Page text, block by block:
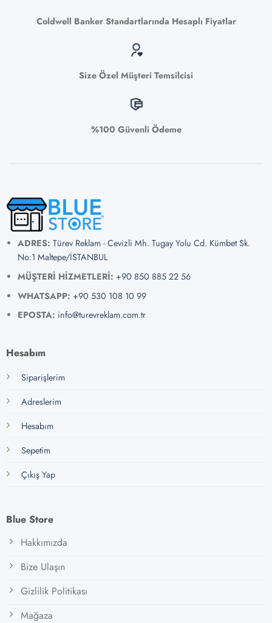
Coldwell Banker Standartlarında Hesaplı Fiyatlar
Size Özel Müşteri Temsilcisi
%100 Güvenli Ödeme
ADRES: Türev Reklam - Cevizli Mh. Tugay Yolu Cd. Kümbet Sk.
No:1 Maltepe/İSTANBUL
MÜŞTERİ HİZMETLERİ: +90 850 885 22 56
WHATSAPP: +90 530 108 10 99
EPOSTA: info@turevreklam.com.tr
Hesabım
Siparişlerim
Adreslerim
Hesabım
Sepetim
Çıkış Yap
Blue Store
Hakkımızda
Bize Ulaşın
Gizlilik Politikası
Mağaza